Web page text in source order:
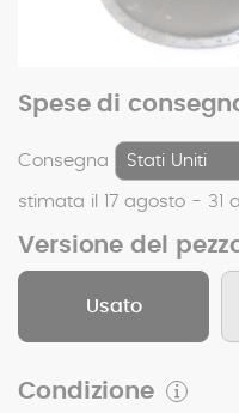
Spese di
Consegna
stimata il 17 agosto - 31
Versione del
Usato
Condizione